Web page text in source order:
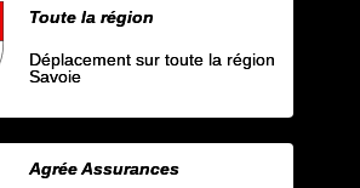
Toute la région
Déplacement sur toute la région
Savoie
Agrée Assurances